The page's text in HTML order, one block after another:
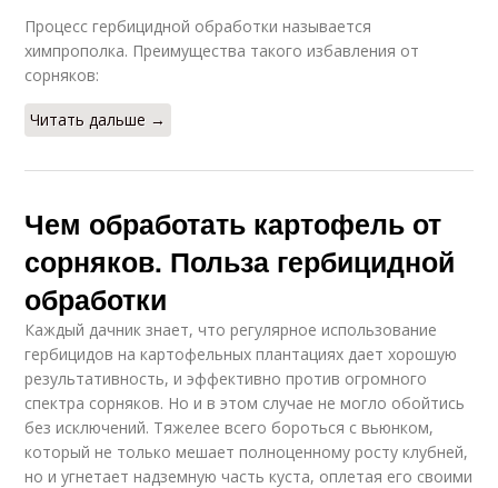
Процесс гербицидной обработки называется
химпрополка. Преимущества такого избавления от
сорняков:
Читать дальше →
Чем обработать картофель от
сорняков. Польза гербицидной
обработки
Каждый дачник знает, что регулярное использование
гербицидов на картофельных плантациях дает хорошую
результативность, и эффективно против огромного
спектра сорняков. Но и в этом случае не могло обойтись
без исключений. Тяжелее всего бороться с вьюнком,
который не только мешает полноценному росту клубней,
но и угнетает надземную часть куста, оплетая его своими